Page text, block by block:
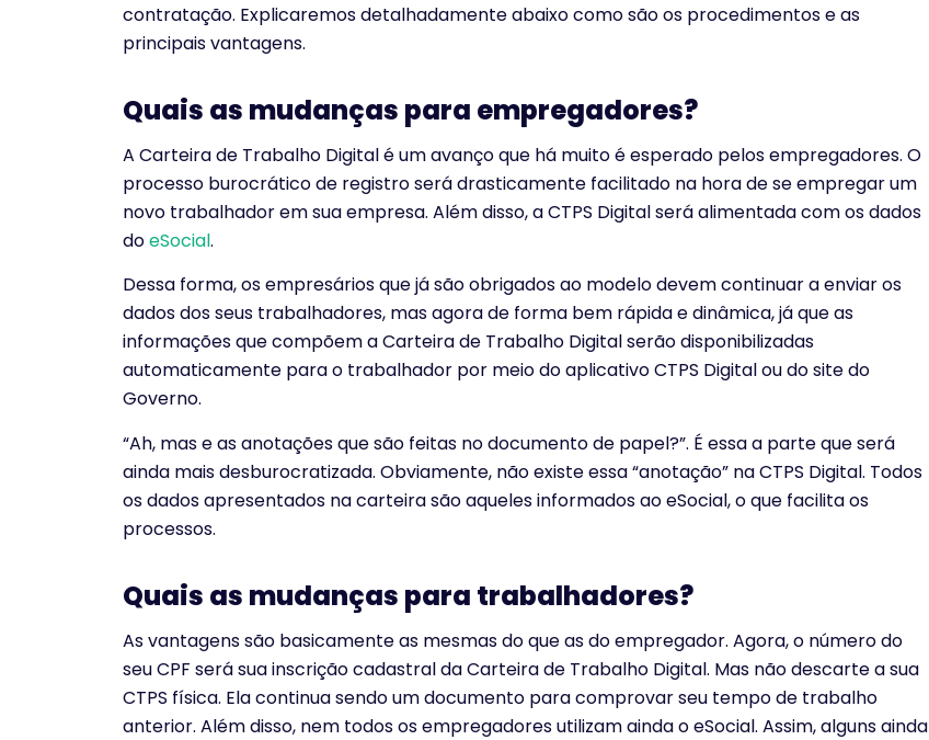
contratação. Explicaremos detalhadamente abaixo como são os procedimentos e as
principais vantagens.
Quais as mudanças para empregadores?
A Carteira de Trabalho Digital é um avanço que há muito é esperado pelos empregadores. O
processo burocrático de registro será drasticamente facilitado na hora de se empregar um
novo trabalhador em sua empresa. Além disso, a CTPS Digital será alimentada com os dados
doeSocial.
Dessa forma, os empresários que já são obrigados ao modelo devem continuar a enviar os
dados dos seus trabalhadores, mas agora de forma bem rápida e dinâmica, já que as
informações que compõem a Carteira de Trabalho Digital serão disponibilizadas
automaticamente para o trabalhador por meio do aplicativo CTPS Digital ou do site do
Governo.
“Ah, mas e as anotações que são feitas no documento de papel?”. É essa a parte que será
ainda mais desburocratizada. Obviamente, não existe essa “anotação” na CTPS Digital. Todos
os dados apresentados na carteira são aqueles informados ao eSocial, o que facilita os
processos.
Quais as mudanças para trabalhadores?
As vantagens são basicamente as mesmas do que as do empregador. Agora, o número do
seu CPF será sua inscrição cadastral da Carteira de Trabalho Digital. Mas não descarte a sua
CTPS física. Ela continua sendo um documento para comprovar seu tempo de trabalho
anterior. Além disso, nem todos os empregadores utilizam ainda o eSocial. Assim, alguns ainda